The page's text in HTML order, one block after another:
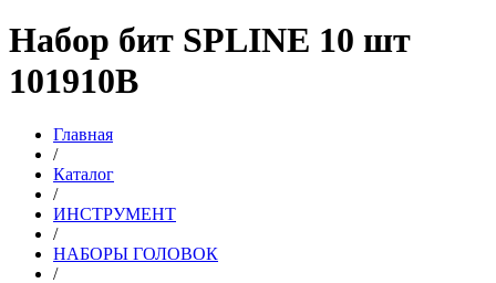
Набор бит SPLINE 10 шт
101910B
Главная
/
Каталог
/
ИНСТРУМЕНТ
/
НАБОРЫ ГОЛОВОК
/